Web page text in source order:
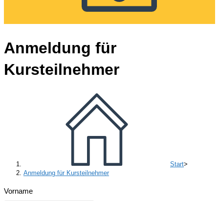
Anmeldung für
Kursteilnehmer
Start>
Anmeldung für Kursteilnehmer
Vorname